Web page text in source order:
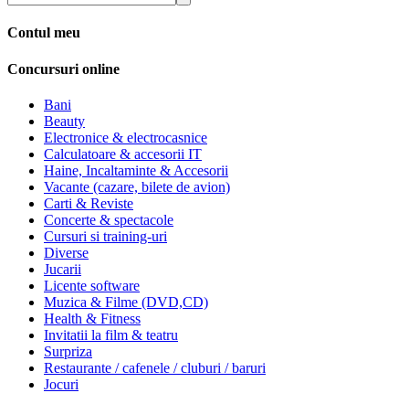
Contul meu
Concursuri online
Bani
Beauty
Electronice & electrocasnice
Calculatoare & accesorii IT
Haine, Incaltaminte & Accesorii
Vacante (cazare, bilete de avion)
Carti & Reviste
Concerte & spectacole
Cursuri si training-uri
Diverse
Jucarii
Licente software
Muzica & Filme (DVD,CD)
Health & Fitness
Invitatii la film & teatru
Surpriza
Restaurante / cafenele / cluburi / baruri
Jocuri